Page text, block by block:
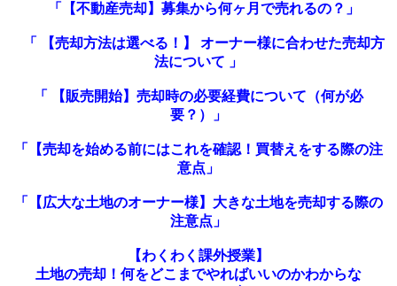
「【不動産売却】募集から何ヶ月で売れるの？」
「 【売却方法は選べる！】 オーナー様に合わせた売却方
法について 」
「 【販売開始】売却時の必要経費について（何が必
要？）」
「
【売却を始める前にはこれを確認！買替えをする際の注
意点 」
「【広大な土地のオーナー様】大きな土地を売却する際の
注意点」
【わくわく課外授業】
土地の売却！何をどこまでやればいいのかわからな